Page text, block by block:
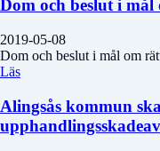
Dom och beslut i
2019-05-08
Dom och beslut i mål om
Läs
Alingsås kommun